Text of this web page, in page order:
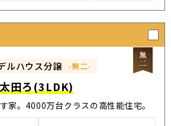
ルハウス分譲 -無二-
田ろ(3LDK)
家。4000万台クラスの高性能住宅。